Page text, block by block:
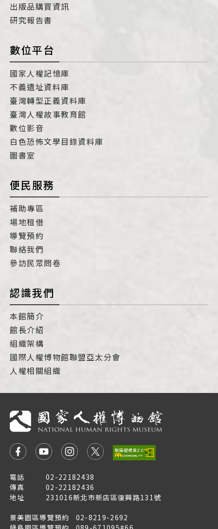
出版品購買資訊
研究報告書
數位平台
國家人權記憶庫
不義遺址資料庫
臺灣轉型正義資料庫
臺灣人權故事教育館
數位影音
白色恐怖文學目錄資料庫
圖書室
便民服務
補助專區
場地租借
導覽預約
聯絡我們
參訪民眾問卷
認識我們
本館簡介
館長介紹
組織架構
國際人權博物館聯盟亞太分會
人權相關組織
電話
02-22182438
傳真
02-22182436
地址
231016新北市新店區復興路131號
景美園區導覽預約
02-8219-2692